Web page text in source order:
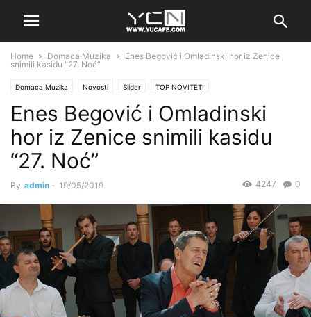
Home Domaca Muzika
Enes Begović i Omladinski hor iz Zenice
snimili kasidu “27. Noć”
Domaca Muzika Novosti Slider TOP NOVITETI
Enes Begović i Omladinski
hor iz Zenice snimili kasidu
“27. Noć”
By admin - 19/05/2019 0
4247